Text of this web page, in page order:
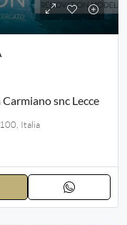
snc Lecce
Italia